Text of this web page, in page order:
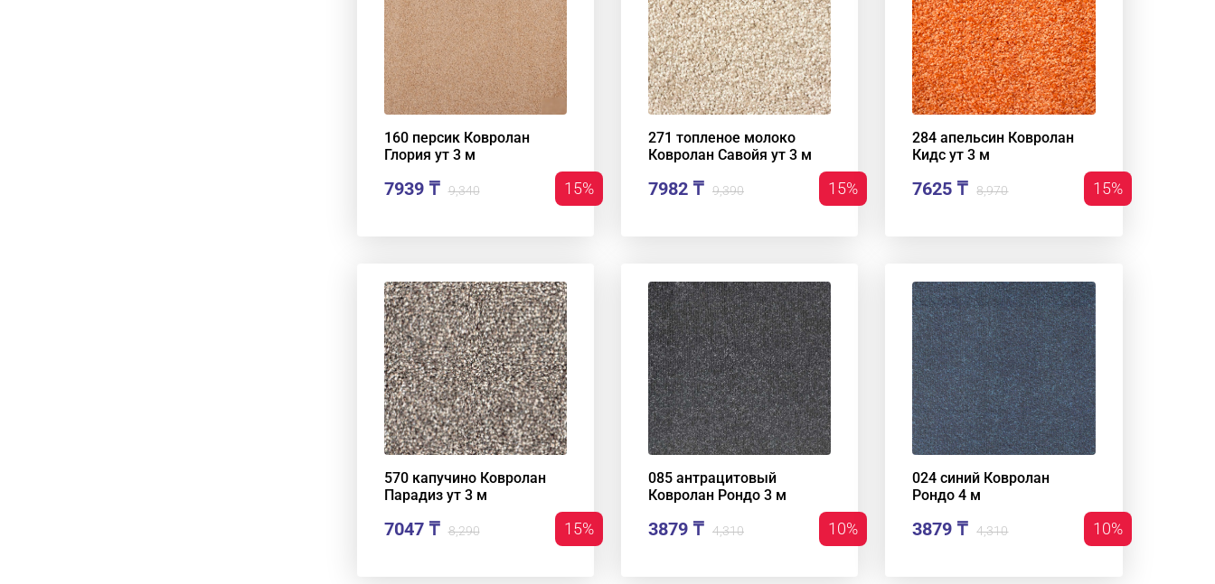
160 персик Ковролан
Глория ут 3 м
7939 ₸ 9,340 15%
271 топленое молоко
Ковролан Савойя ут 3 м
7982 ₸ 9,390 15%
284 апельсин Ковролан
Кидс ут 3 м
7625 ₸ 8,970 15%
570 капучино Ковролан
Парадиз ут 3 м
7047 ₸ 8,290 15%
085 антрацитовый
Ковролан Рондо 3 м
3879 ₸ 4,310 10%
024 синий Ковролан
Рондо 4 м
3879 ₸ 4,310 10%